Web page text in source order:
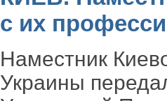
с их
Наместник
Украины